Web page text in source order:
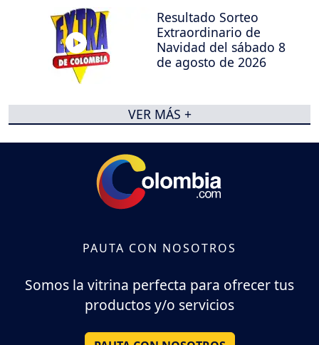
Resultado Sorteo
Extraordinario de
Navidad del sábado 8
de agosto de 2026
VER MÁS +
PAUTA CON NOSOTROS
Somos la vitrina perfecta para ofrecer tus
productos y/o servicios